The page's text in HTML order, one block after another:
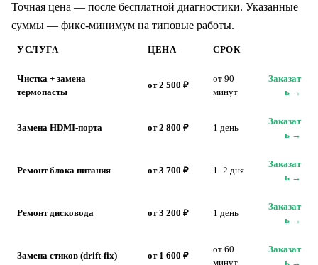
Точная цена — после бесплатной диагностики. Указанные
суммы — фикс-минимум на типовые работы.
УСЛУГА ЦЕНА СРОК
Чистка + замена
термопасты
от 2 500 ₽
от 90
минут
Заказат
ь →
Замена HDMI-порта от 2 800 ₽ 1 день
Заказат
ь →
Ремонт блока питания от 3 700 ₽ 1–2 дня
Заказат
ь →
Ремонт дисковода от 3 200 ₽ 1 день
Заказат
ь →
Замена стиков (drift-fix) от 1 600 ₽
от 60
минут
Заказат
ь →